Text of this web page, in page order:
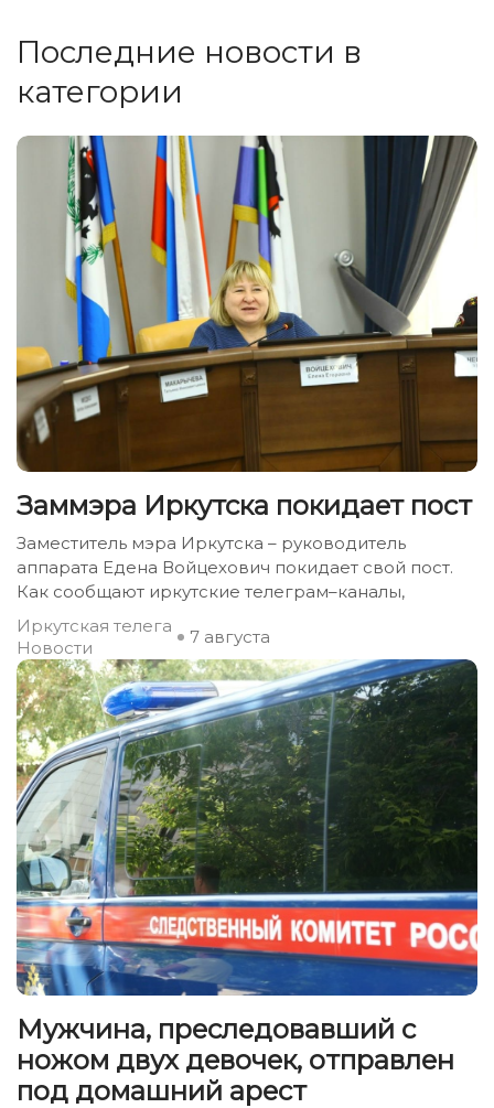
Последние новости в
категории
Заммэра Иркутска покидает пост
Заместитель мэра Иркутска – руководитель
аппарата Едена Войцехович покидает свой пост.
Как сообщают иркутские телеграм–каналы,
Иркутская телега
Новости
7 августа
Мужчина, преследовавший с
ножом двух девочек, отправлен
под домашний арест